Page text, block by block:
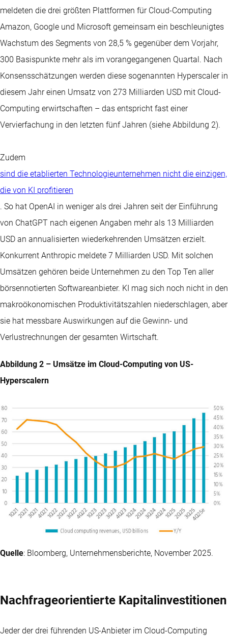
meldeten die drei größten Plattformen für Cloud-Computing
Amazon, Google und Microsoft gemeinsam ein beschleunigtes
Wachstum des Segments von 28,5 % gegenüber dem Vorjahr,
300 Basispunkte mehr als im vorangegangenen Quartal. Nach
Konsensschätzungen werden diese sogenannten Hyperscaler in
diesem Jahr einen Umsatz von 273 Milliarden USD mit Cloud-
Computing erwirtschaften – das entspricht fast einer
Vervierfachung in den letzten fünf Jahren (siehe Abbildung 2).
Zudem
sind die etablierten Technologieunternehmen nicht die einzigen,
die von KI profitieren
. So hat OpenAI in weniger als drei Jahren seit der Einführung
von ChatGPT nach eigenen Angaben mehr als 13 Milliarden
USD an annualisierten wiederkehrenden Umsätzen erzielt.
Konkurrent Anthropic meldete 7 Milliarden USD. Mit solchen
Umsätzen gehören beide Unternehmen zu den Top Ten aller
börsennotierten Softwareanbieter. KI mag sich noch nicht in den
makroökonomischen Produktivitätszahlen niederschlagen, aber
sie hat messbare Auswirkungen auf die Gewinn- und
Verlustrechnungen der gesamten Wirtschaft.
Abbildung 2 – Umsätze im Cloud-Computing von US-
Hyperscalern
Quelle: Bloomberg, Unternehmensberichte, November 2025.
Nachfrageorientierte Kapitalinvestitionen
Jeder der drei führenden US-Anbieter im Cloud-Computing